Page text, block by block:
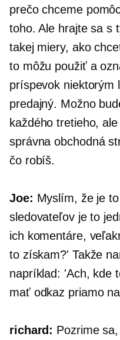
prečo chceme
toho. Ale hrajte sa s
takej miery, ako
to môžu použiť a
príspevok niektorým
predajný. Možno
každého tretieho,
správna obchodná
čo robíš.
Joe: Myslím, že je
sledovateľov je to
ich komentáre,
to získam?' Takže
napríklad: 'Ach, kde
mať odkaz priamo
richard: Pozrime